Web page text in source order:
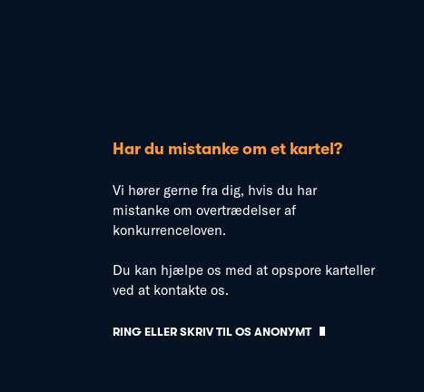
Har du mistanke om et kartel?
Vi hører gerne fra dig, hvis du har
mistanke om overtrædelser af
konkurrenceloven.
Du kan hjælpe os med at opspore karteller
ved at kontakte os.
RING ELLER SKRIV TIL OS ANONYMT